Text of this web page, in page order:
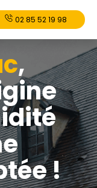
02 85 52 19 98
,
!